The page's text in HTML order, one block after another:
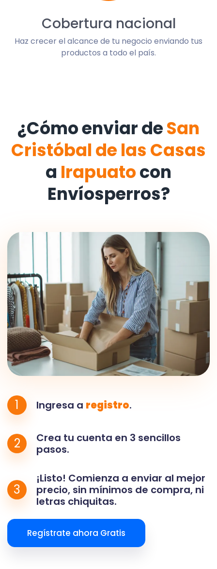
Cobertura nacional
Haz crecer el alcance de tu negocio enviando tus
productos a todo el país.
¿Cómo enviar deSan
Cristóbal de las Casas
a Irapuatocon
Envíosperros?
1 Ingresa a registro.
2
Crea tu cuenta en 3 sencillos
pasos.
3
¡Listo! Comienza a enviar al mejor
precio, sin mínimos de compra, ni
letras chiquitas.
Regístrate ahora Gratis